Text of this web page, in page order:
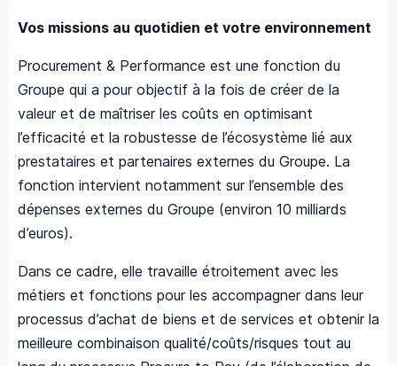
Vos missions au quotidien et votre environnement
Procurement & Performance est une fonction du
Groupe qui a pour objectif à la fois de créer de la
valeur et de maîtriser les coûts en optimisant
l’efficacité et la robustesse de l’écosystème lié aux
prestataires et partenaires externes du Groupe. La
fonction intervient notamment sur l’ensemble des
dépenses externes du Groupe (environ 10 milliards
d’euros).
Dans ce cadre, elle travaille étroitement avec les
métiers et fonctions pour les accompagner dans leur
processus d’achat de biens et de services et obtenir la
meilleure combinaison qualité/coûts/risques tout au